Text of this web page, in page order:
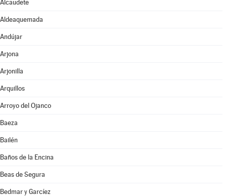
Alcaudete
Aldeaquemada
Andújar
Arjona
Arjonilla
Arquillos
Arroyo del Ojanco
Baeza
Bailén
Baños de la Encina
Beas de Segura
Bedmar y Garcíez